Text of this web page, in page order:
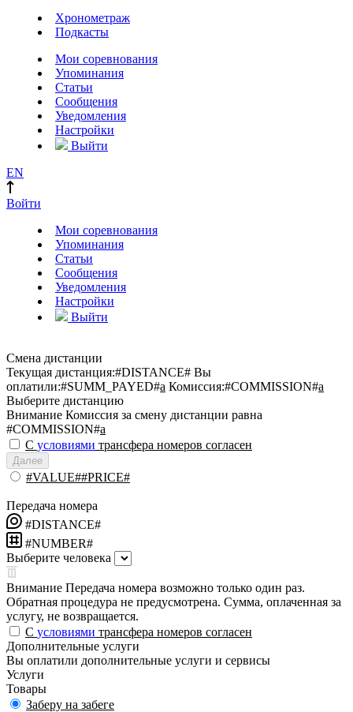
Хронометраж
Подкасты
Мои соревнования
Упоминания
Статьи
Сообщения
Уведомления
Настройки
Выйти
EN
Войти
Мои соревнования
Упоминания
Статьи
Сообщения
Уведомления
Настройки
Выйти
Смена дистанции
Текущая дистанция:#DISTANCE# Вы
оплатили:#SUMM_PAYED#a Комиссия:#COMMISSION#a
Выберите дистанцию
Внимание Комиссия за смену дистанции равна
#COMMISSION#a
С условиями трансфера номеров согласен
Далее
#VALUE##PRICE#
Передача номера
#DISTANCE#
#NUMBER#
Выберите человека
Внимание Передача номера возможно только один раз.
Обратная процедура не предусмотрена. Сумма, оплаченная за
услугу, не возвращается.
С условиями трансфера номеров согласен
Дополнительные услуги
Вы оплатили дополнительные услуги и сервисы
Услуги
Товары
Заберу на забеге